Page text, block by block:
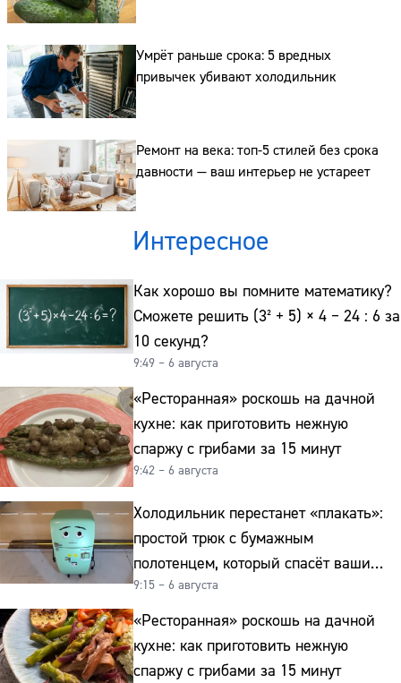
Умрёт раньше срока: 5 вредных
привычек убивают холодильник
Ремонт на века: топ-5 стилей без срока
давности — ваш интерьер не устареет
Интересное
Как хорошо вы помните математику?
Сможете решить (3² + 5) × 4 − 24 : 6 за
10 секунд?
9:49 – 6 августа
«Ресторанная» роскошь на дачной
кухне: как приготовить нежную
спаржу с грибами за 15 минут
9:42 – 6 августа
Холодильник перестанет «плакать»:
простой трюк с бумажным
полотенцем, который спасёт ваши
овощи от гнили
9:15 – 6 августа
«Ресторанная» роскошь на дачной
кухне: как приготовить нежную
спаржу с грибами за 15 минут
Адрес:
Телефон: